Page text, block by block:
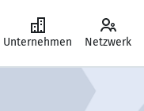
Unternehmen Netzwerk